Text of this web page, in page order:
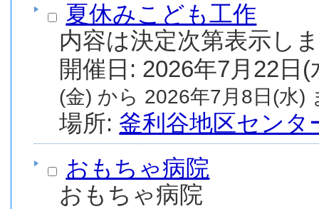
夏休みこども工作
内容は決定次第表示し
(金) から 2026年7月8日(水)
場所: 釜利谷地区センタ
おもちゃ病院
おもちゃ病院